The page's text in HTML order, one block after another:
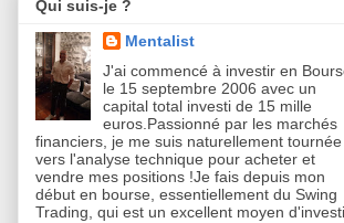
Qui suis-je ?
Mentalist
J'ai commencé à investir en
le 15 septembre 2006 avec un
capital total investi de 15 mille
euros.Passionné par les marchés
financiers, je me suis naturellement tournée
vers l'analyse technique pour acheter et
vendre mes positions !Je fais depuis mon
début en bourse, essentiellement du Swing
Trading, qui est un excellent moyen